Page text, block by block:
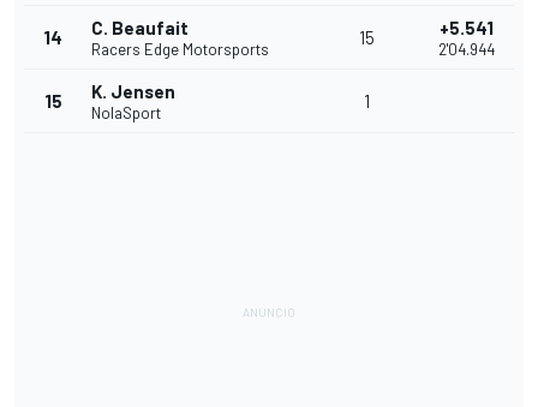
14 C. Beaufait
Racers Edge Motorsports
15 +5.541
2'04.944
15 K. Jensen
NolaSport
1